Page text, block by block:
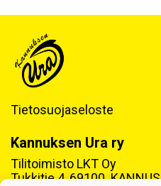
Tietosuojaseloste
Kannuksen Ura ry
Tilitoimisto LKT Oy
Tukkitie 4, 69100 KANNUS